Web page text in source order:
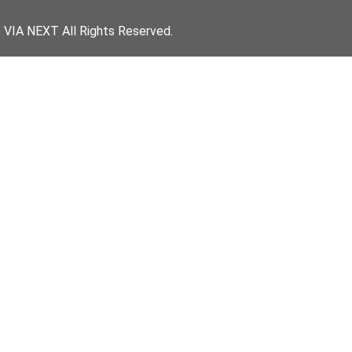
NEXT All Rights Reserved.